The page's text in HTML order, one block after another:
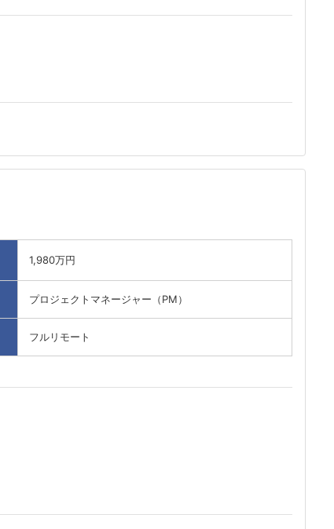
1,980万円
プロジェクトマネージャー（PM）
フルリモート